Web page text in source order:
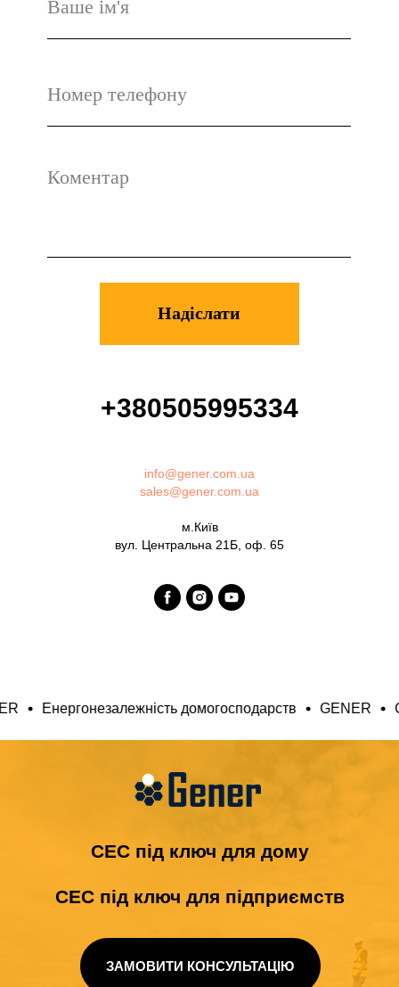
+380505995334
info@gener.com.ua
sales@gener.com.ua
м.Київ
вул. Центральна 21Б, оф. 65
GENER Енергонезалежність домогосподарств